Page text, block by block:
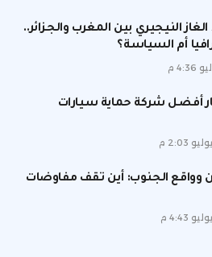
النيجيري بين المغرب والجزائر..
أم السياسة؟
أفضل شركة حماية سيارات
وواقع الجنوب: أين تقف مفاوضات